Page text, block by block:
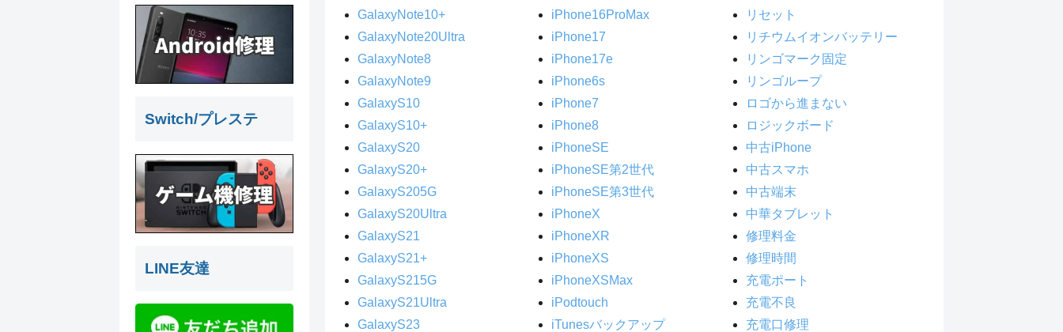
GalaxyNote10+
GalaxyNote20Ultra
GalaxyNote8
GalaxyNote9
GalaxyS10
GalaxyS10+
GalaxyS20
GalaxyS20+
GalaxyS205G
GalaxyS20Ultra
GalaxyS21
GalaxyS21+
GalaxyS215G
GalaxyS21Ultra
GalaxyS23
iPhone16ProMax
iPhone17
iPhone17e
iPhone6s
iPhone7
iPhone8
iPhoneSE
iPhoneSE第2世代
iPhoneSE第3世代
iPhoneX
iPhoneXR
iPhoneXS
iPhoneXSMax
iPodtouch
iTunesバックアップ
リセット
リチウムイオンバッテリー
リンゴマーク固定
リンゴループ
ロゴから進まない
ロジックボード
中古iPhone
中古スマホ
中古端末
中華タブレット
修理料金
修理時間
充電ポート
充電不良
充電口修理
Switch/プレステ
LINE友達